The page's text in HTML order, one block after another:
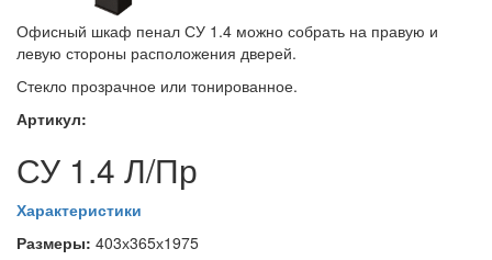
Офисный шкаф пенал СУ 1.4 можно собрать на правую и
левую стороны расположения дверей.
Стекло прозрачное или тонированное.
Артикул:
СУ 1.4 Л/Пр
Характеристики
Размеры: 403х365х1975